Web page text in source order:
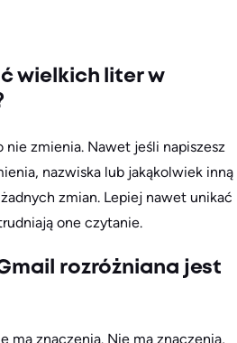
wielkich liter w
nie zmienia. Nawet jeśli napiszesz
nazwiska lub jakąkolwiek inną
zmian. Lepiej nawet unikać
one czytanie.
rozróżniana jest
ma znaczenia. Nie ma znaczenia,